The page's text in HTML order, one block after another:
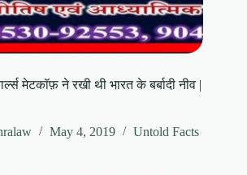
मेटकॉफ़ ने रखी थी भारत के बर्बादी नीव |
May 4, 2019 Untold Facts